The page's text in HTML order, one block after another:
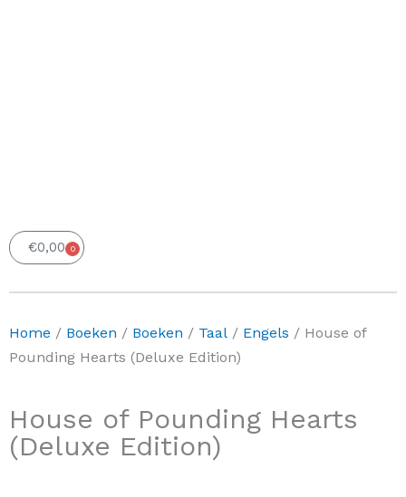
€0,00 0
Winkelwagen
Home / Boeken / Boeken / Taal / Engels / House of
Pounding Hearts (Deluxe Edition)
House of Pounding Hearts
(Deluxe Edition)